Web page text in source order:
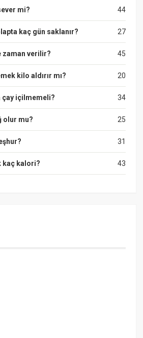
44
mi?
27
kaç gün saklanır?
45
zaman verilir?
20
kilo aldırır mı?
34
çay içilmemeli?
25
olur mu?
31
43
kaç kalori?